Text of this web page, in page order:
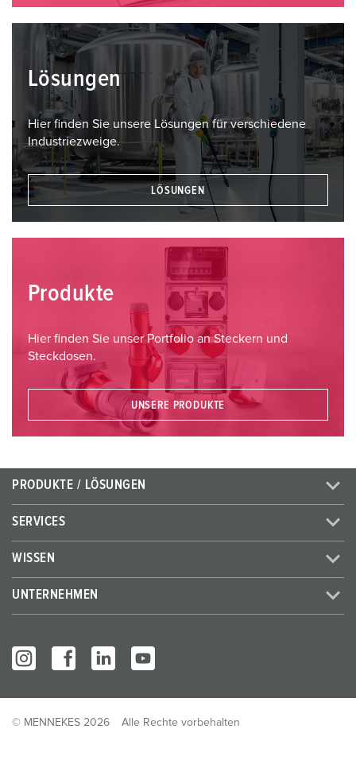
Lösungen
Hier finden Sie unsere Lösungen für verschiedene
Industriezweige.
LÖSUNGEN
Produkte
Hier finden Sie unser Portfolio an Steckern und
Steckdosen.
UNSERE PRODUKTE
PRODUKTE / LÖSUNGEN
SERVICES
WISSEN
UNTERNEHMEN
© MENNEKES 2026 Alle Rechte vorbehalten